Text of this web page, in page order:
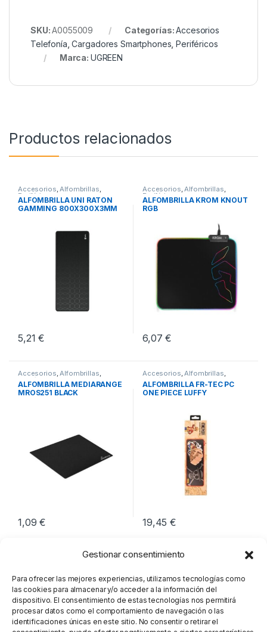
Gestionar consentimiento
Para ofrecer las mejores experiencias, utilizamos tecnologías como
las cookies para almacenar y/o acceder a la información del
dispositivo. El consentimiento de estas tecnologías nos permitirá
procesar datos como el comportamiento de navegación o las
identificaciones únicas en este sitio. No consentir o retirar el
SKU:A0055009 Categorías:Accesorios
Telefonía ,Cargadores Smartphones ,Periféricos
Marca: UGREEN
Productos relacionados
Accesorios,Alfombrillas,
Periféricos
ALFOMBRILLA UNI RATON
GAMMING 800X300X3MM
5,21€
Accesorios,Alfombrillas,
Periféricos
ALFOMBRILLA KROM KNOUT
RGB
6,07€
Accesorios,Alfombrillas,
Periféricos
ALFOMBRILLA MEDIARANGE
MROS251 BLACK
1,09€
Accesorios,Alfombrillas,
Periféricos
ALFOMBRILLA FR-TEC PC
ONE PIECE LUFFY
19,45€